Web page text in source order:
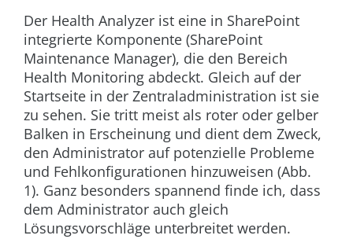
Der Health Analyzer ist eine in SharePoint
integrierte Komponente (SharePoint
Maintenance Manager), die den Bereich
Health Monitoring abdeckt. Gleich auf der
Startseite in der Zentraladministration ist sie
zu sehen. Sie tritt meist als roter oder gelber
Balken in Erscheinung und dient dem Zweck,
den Administrator auf potenzielle Probleme
und Fehlkonfigurationen hinzuweisen (Abb.
1). Ganz besonders spannend finde ich, dass
dem Administrator auch gleich
Lösungsvorschläge unterbreitet werden.